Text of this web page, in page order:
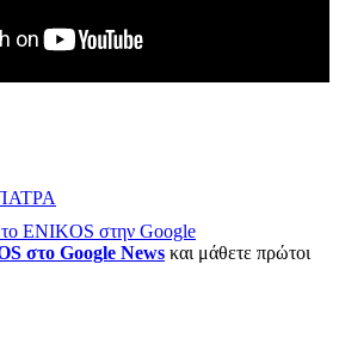
ENIKOS στην Google
στο Google News και μάθετε πρώτοι